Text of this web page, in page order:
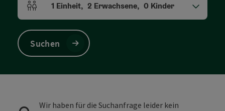
Einheitenanzahl und Personenfelder
1 Einheit, 2 Erwachsene, 0 Kinder
Suchen
Wir haben für die Suchanfrage leider kein